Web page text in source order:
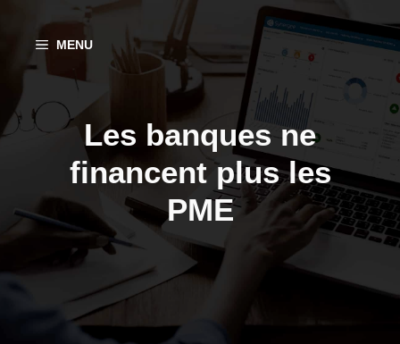
contenu
MENU
Les banques ne
financent plus les
PME